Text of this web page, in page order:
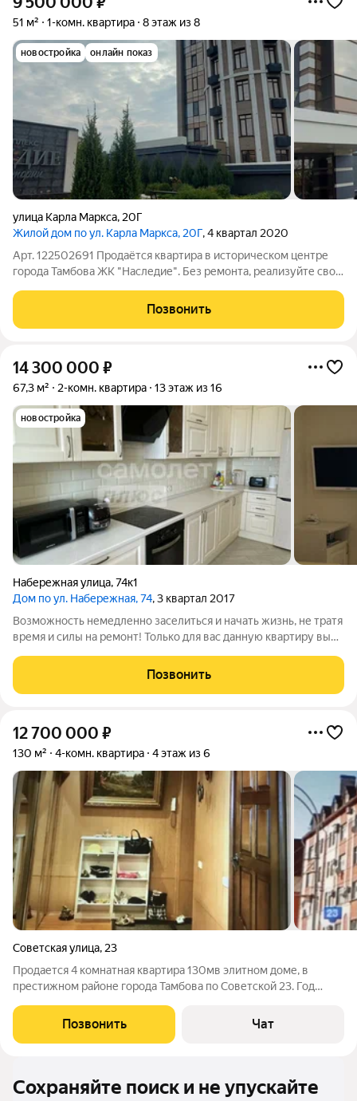
51 м² 1-комн. квартира 8 этаж из 8
новостройка онлайн показ
улица Карла Маркса, 20Г
Жилой дом по ул. Карла Маркса, 20Г, 4 квартал 2020
Арт. 122502691 Продаётся квартира в историческом центре
города Тамбова ЖК "Наследие". Без ремонта, реализуйте свою
доступа на территорию внутреннего двора Жилого дома.
Въезд в подземный паркинг
Позвонить
14 300 000 ₽
67,3 м² 2-комн. квартира 13 этаж из 16
новостройка
Набережная улица,74к1
Дом по ул. Набережная, 74, 3 квартал 2017
Возможность немедленно заселиться и начать жизнь, не тратя
время и силы на ремонт! Только для вас данную квартиру вы
11.9% годовых. Предлагается к продаже видовая квартира на
13-ом этаже 16-ти
Позвонить
12 700 000 ₽
130 м² 4-комн. квартира 4 этаж из 6
Советская улица, 23
Продается 4 комнатная квартира 130мв элитном доме, в
престижном районе города Тамбова по Советской 23. Год
потолков 2,95.В шаговой доступности набережная реки Цна.
Цена 12 700 000.
Позвонить Чат
Сохраняйте поиск и не упускайте